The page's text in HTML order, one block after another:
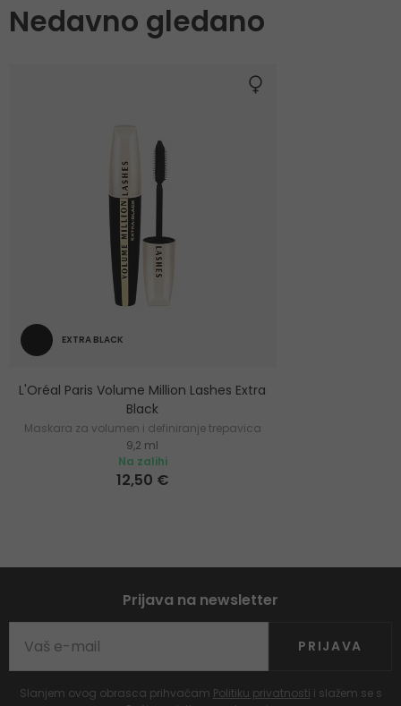
Nedavno gledano
EXTRA BLACK
L'Oréal Paris Volume Million Lashes Extra
Black
Maskara za volumen i definiranje trepavica
9,2 ml
Na zalihi
12,50 €
Prijava na newsletter
PRIJAVA
Slanjem ovog obrasca prihvaćam Politiku privatnosti i slažem se s